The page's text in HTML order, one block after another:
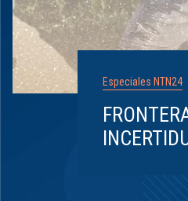
Especiales NTN24